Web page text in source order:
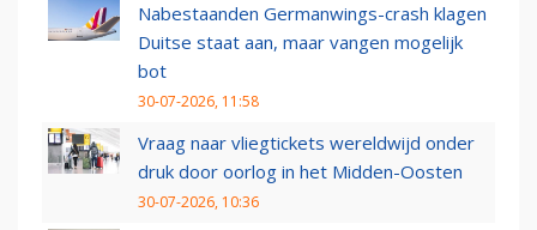
Nabestaanden Germanwings-crash klagen
Duitse staat aan, maar vangen mogelijk
bot
30-07-2026, 11:58
Vraag naar vliegtickets wereldwijd onder
druk door oorlog in het Midden-Oosten
30-07-2026, 10:36